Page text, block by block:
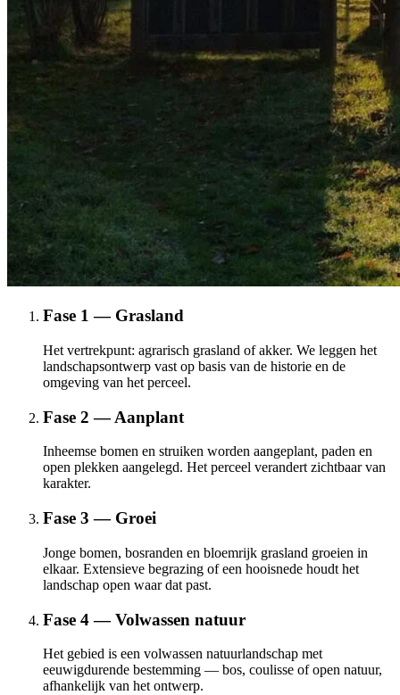
Fase 1 — Grasland
Het vertrekpunt: agrarisch grasland of akker. We leggen het
landschapsontwerp vast op basis van de historie en de
omgeving van het perceel.
Fase 2 — Aanplant
Inheemse bomen en struiken worden aangeplant, paden en
open plekken aangelegd. Het perceel verandert zichtbaar van
karakter.
Fase 3 — Groei
Jonge bomen, bosranden en bloemrijk grasland groeien in
elkaar. Extensieve begrazing of een hooisnede houdt het
landschap open waar dat past.
Fase 4 — Volwassen natuur
Het gebied is een volwassen natuurlandschap met
eeuwigdurende bestemming — bos, coulisse of open natuur,
afhankelijk van het ontwerp.